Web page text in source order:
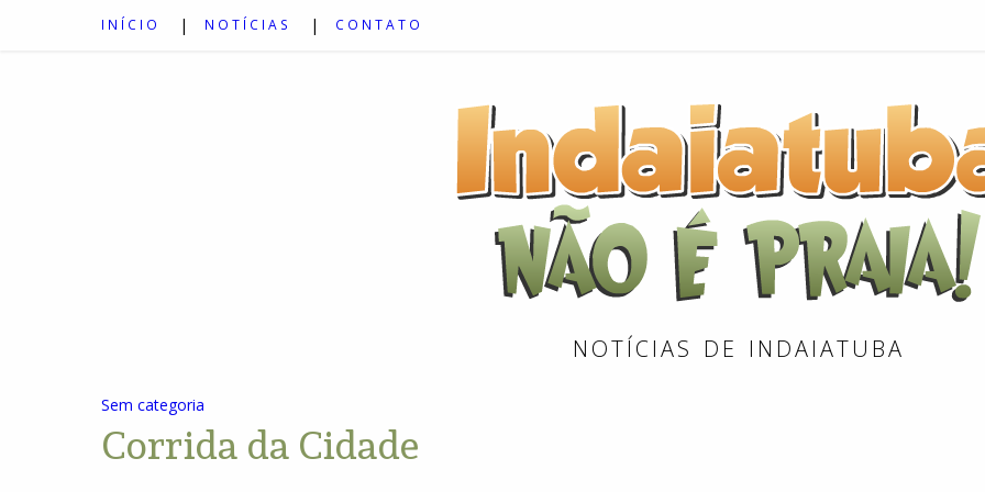
INÍCIO NOTÍCIAS CONTATO
NOTÍCIAS DE INDAIATUBA
Sem categoria
Corrida da Cidade